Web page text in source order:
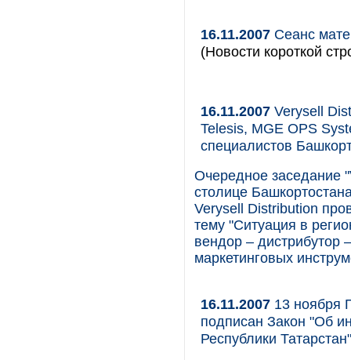
16.11.2007 Сеанс
(Новости короткой
16.11.2007 Verysell
Telesis, MGE OPS
специалистов
Очередное заседание
столице
Verysell Distribution
тему "Ситуация в
вендор – дистрибутор
маркетинговых
16.11.2007 13 ноября
подписан Закон "Об
Республики Татарстан"